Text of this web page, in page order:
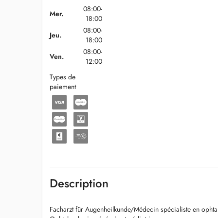
Mer.
08:00-
18:00
Jeu.
08:00-
18:00
Ven.
08:00-
12:00
Types de
paiement
Description
Facharzt für Augenheilkunde/Médecin spécialiste en